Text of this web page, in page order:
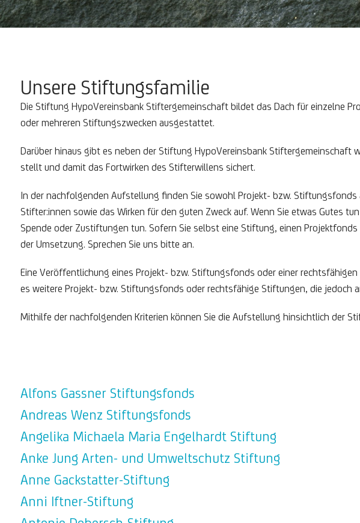
Unsere Stiftungsfamilie
Die Stiftung HypoVereinsbank Stiftergemeinschaft bildet das Dach für einzelne
oder mehreren Stiftungszwecken ausgestattet.
Darüber hinaus gibt es neben der Stiftung HypoVereinsbank
stellt und damit das Fortwirken des Stifterwillens sichert.
In der nachfolgenden Aufstellung finden Sie sowohl Projekt- bzw.
Stifter:innen sowie das Wirken für den guten Zweck auf. Wenn Sie etwas Gutes
Spende oder Zustiftungen tun. Sofern Sie selbst eine Stiftung, einen
der Umsetzung. Sprechen Sie uns bitte an.
Eine Veröffentlichung eines Projekt- bzw. Stiftungsfonds oder einer
es weitere Projekt- bzw. Stiftungsfonds oder rechtsfähige Stiftungen, die
Mithilfe der nachfolgenden Kriterien können Sie die Aufstellung hinsichtlich der
Alfons Gassner Stiftungsfonds
Andreas Wenz Stiftungsfonds
Angelika Michaela Maria Engelhardt Stiftung
Anke Jung Arten- und Umweltschutz Stiftung
Anne Gackstatter-Stiftung
Anni Iftner-Stiftung